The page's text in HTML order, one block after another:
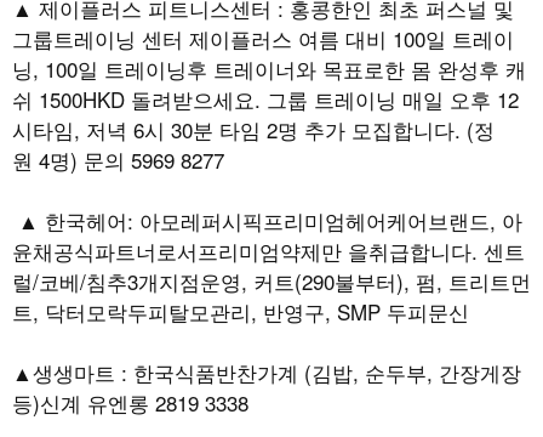
▲ 제이플러스 피트니스센터 : 홍콩한인 최초 퍼스널 및
그룹트레이닝 센터 제이플러스 여름 대비 100일 트레이
닝, 100일 트레이닝후 트레이너와 목표로한 몸 완성후 캐
쉬 1500HKD 돌려받으세요. 그룹 트레이닝 매일 오후 12
시타임, 저녁 6시 30분 타임 2명 추가 모집합니다. (정
원 4명) 문의 5969 8277
▲ 한국헤어: 아모레퍼시픽프리미엄헤어케어브랜드, 아
윤채공식파트너로서프리미엄약제만 을취급합니다. 센트
럴/코베/침추3개지점운영, 커트(290불부터), 펌, 트리트먼
트, 닥터모락두피탈모관리, 반영구, SMP 두피문신
▲생생마트 : 한국식품반찬가계 (김밥, 순두부, 간장게장
등)신계 유엔롱 2819 3338